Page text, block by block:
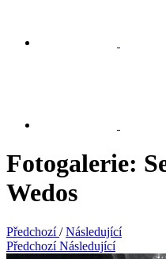
Fotogalerie:
Wedos
Předchozí / Následující
Předchozí Následující